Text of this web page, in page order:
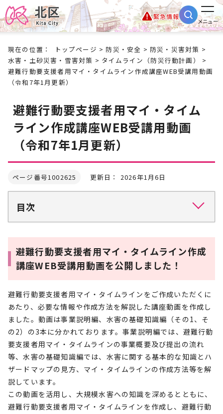
緊急情報
メニュー
現在の位置： トップページ > 防災・安全 > 防災・災害対策 >
水害・土砂災害・雪害対策 > タイムライン（防災行動計画）
>
避難行動要支援者用マイ・タイムライン作成講座WEB受講用動画
（令和7年1月更新）
避難行動要支援者用マイ・タイム
ライン作成講座WEB受講用動画
（令和7年1月更新）
ページ番号1002625 更新日： 2026年1月6日
目次
避難行動要支援者用マイ・タイムライン作成
講座WEB受講用動画を公開しました！
避難行動要支援者用マイ・タイムラインをご作成いただくに
あたり、必要な情報や作成方法を解説した講座動画を作成し
ました。動画は事業説明編、水害の基礎知識編（その1、そ
の2）の3本に分かれております。事業説明編では、避難行動
要支援者用マイ・タイムラインの事業概要及び提出の流れ
等、水害の基礎知識編では、水害に関する基本的な知識とハ
ザードマップの見方、マイ・タイムラインの作成方法等を解
説しています。
この動画を活用し、大規模水害への知識を深めるとともに、
避難行動要支援者用マイ・タイムラインを作成し、避難行動